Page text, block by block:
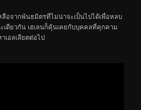
ลือจากพันธมิตรที่ไม่น่าจะเป็นไปได้เพื่อหลบ
เดียวกัน เฮเลนก็คุ้นเคยกับบุคคลที่คุกคาม
เอลเลียตต่อไป